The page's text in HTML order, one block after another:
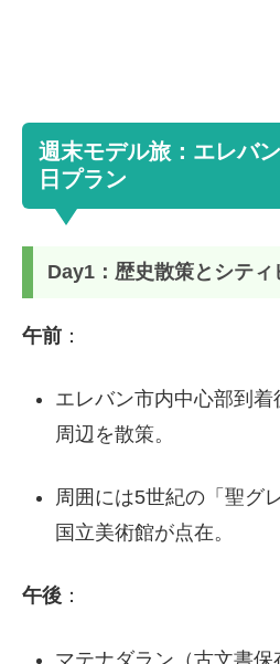
週末モデル旅：エレバ
日プラン
Day1：歴史散策とシティ
午前 ：
エレバン市内中心部到着
周辺を散策。
周囲には5世紀の「聖グ
国立美術館が点在。
午後 ：
マテナダラン（古文書